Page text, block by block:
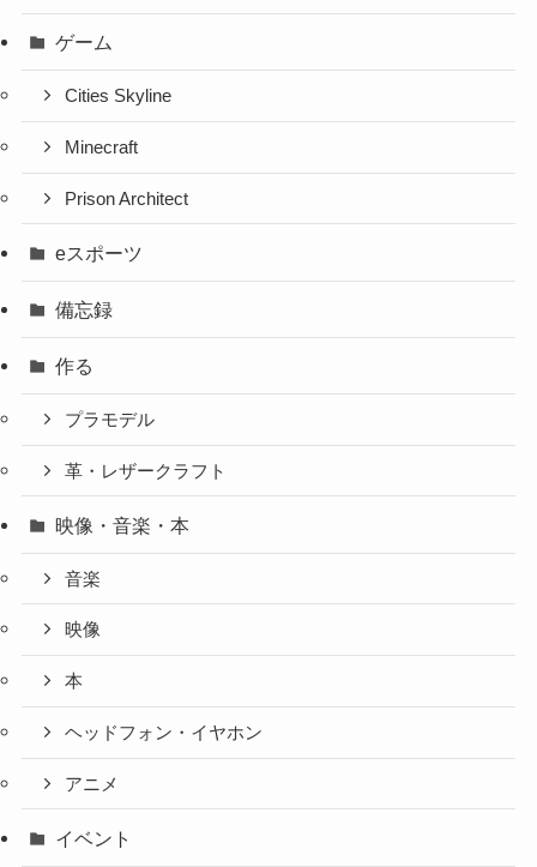
ゲーム
Cities Skyline
Minecraft
Prison Architect
eスポーツ
備忘録
作る
プラモデル
革・レザークラフト
映像・音楽・本
音楽
映像
本
ヘッドフォン・イヤホン
アニメ
イベント